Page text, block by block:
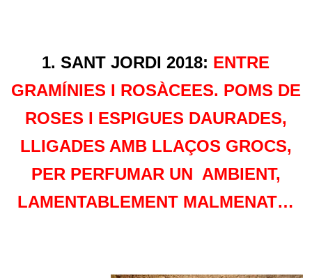
1. SANT JORDI 2018: ENTRE
GRAMÍNIES I ROSÀCEES. POMS DE
ROSES I ESPIGUES DAURADES,
LLIGADES AMB LLAÇOS GROCS,
PER PERFUMAR UN AMBIENT,
LAMENTABLEMENT MALMENAT…